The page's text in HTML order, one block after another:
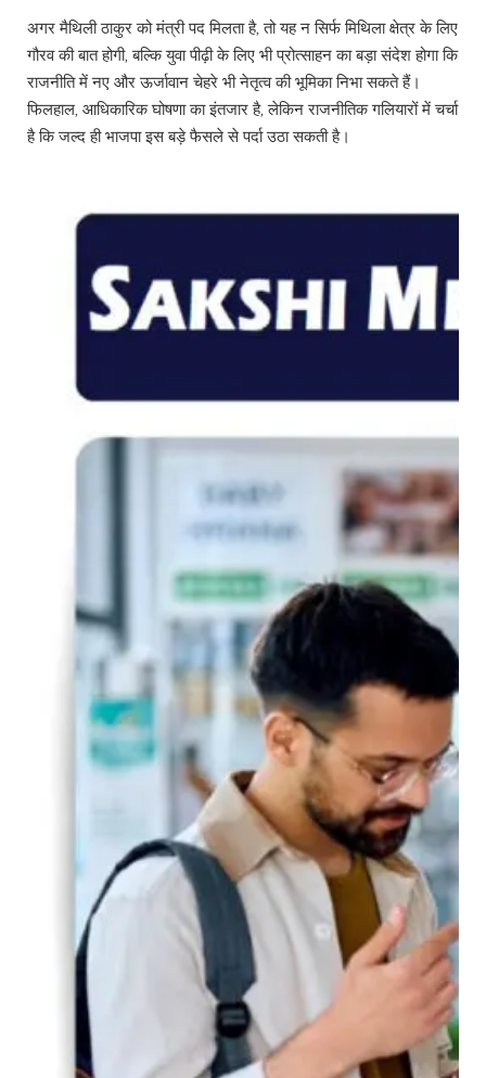
अगर मैथिली ठाकुर को मंत्री पद मिलता है, तो यह न सिर्फ मिथिला क्षेत्र के लिए
गौरव की बात होगी, बल्कि युवा पीढ़ी के लिए भी प्रोत्साहन का बड़ा संदेश होगा कि
राजनीति में नए और ऊर्जावान चेहरे भी नेतृत्व की भूमिका निभा सकते हैं।
फिलहाल, आधिकारिक घोषणा का इंतजार है, लेकिन राजनीतिक गलियारों में चर्चा
है कि जल्द ही भाजपा इस बड़े फैसले से पर्दा उठा सकती है।